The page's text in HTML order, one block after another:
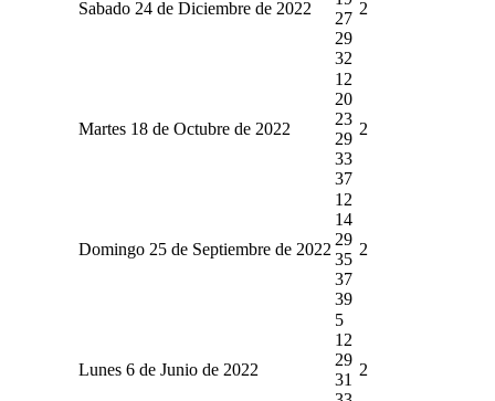
Sabado 24 de Diciembre de 2022
27
29
32
2
Martes 18 de Octubre de 2022
12
20
23
29
33
37
2
Domingo 25 de Septiembre de 2022
12
14
29
35
37
39
2
Lunes 6 de Junio de 2022
5
12
29
31
2